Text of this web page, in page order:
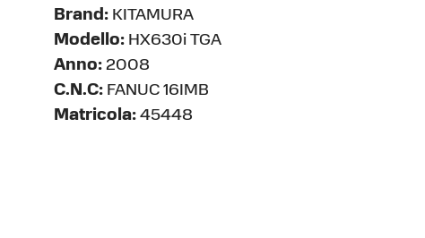
Brand: KITAMURA
Modello: HX630i TGA
Anno: 2008
C.N.C: FANUC 16IMB
Matricola: 45448